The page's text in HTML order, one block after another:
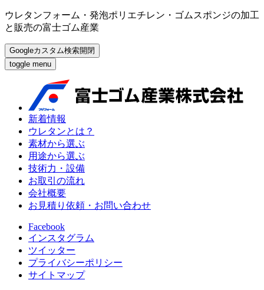
ウレタンフォーム・発泡ポリエチレン・ゴムスポンジの加工
と販売の富士ゴム産業
Googleカスタム検索開閉
toggle menu
新着情報
ウレタンとは？
素材から選ぶ
用途から選ぶ
技術力・設備
お取引の流れ
会社概要
お見積り依頼・お問い合わせ
Facebook
インスタグラム
ツイッター
プライバシーポリシー
サイトマップ